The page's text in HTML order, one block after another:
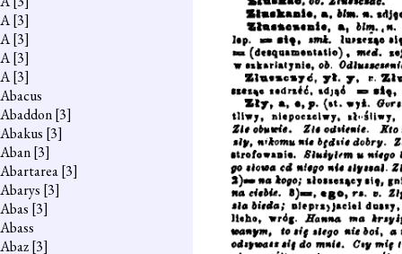
A[3]
A[3]
A[3]
A[3]
Abacus
Abaddon[3]
Abakus [3]
Aban[3]
Abartarea[3]
Abarys [3]
Abas [3]
Abass
Abaz[3]